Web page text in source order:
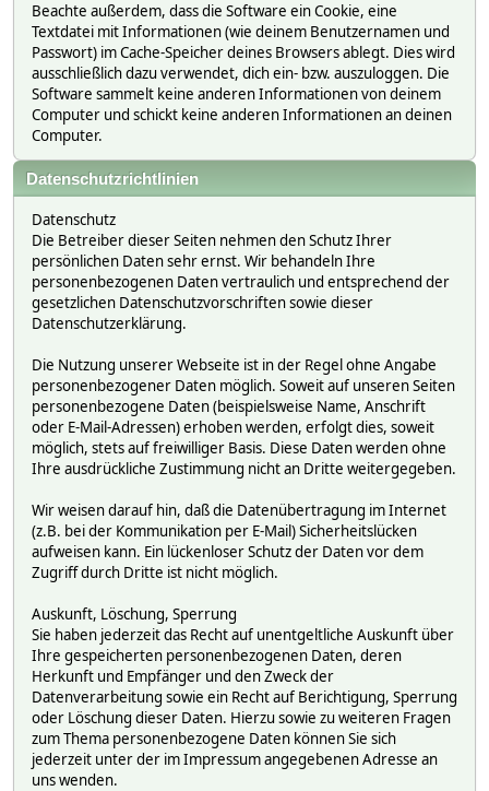
Beachte außerdem, dass die Software ein Cookie, eine
Textdatei mit Informationen (wie deinem Benutzernamen und
Passwort) im Cache-Speicher deines Browsers ablegt. Dies wird
ausschließlich dazu verwendet, dich ein- bzw. auszuloggen. Die
Software sammelt keine anderen Informationen von deinem
Computer und schickt keine anderen Informationen an deinen
Computer.
Datenschutzrichtlinien
Datenschutz
Die Betreiber dieser Seiten nehmen den Schutz Ihrer
persönlichen Daten sehr ernst. Wir behandeln Ihre
personenbezogenen Daten vertraulich und entsprechend der
gesetzlichen Datenschutzvorschriften sowie dieser
Datenschutzerklärung.
Die Nutzung unserer Webseite ist in der Regel ohne Angabe
personenbezogener Daten möglich. Soweit auf unseren Seiten
personenbezogene Daten (beispielsweise Name, Anschrift
oder E-Mail-Adressen) erhoben werden, erfolgt dies, soweit
möglich, stets auf freiwilliger Basis. Diese Daten werden ohne
Ihre ausdrückliche Zustimmung nicht an Dritte weitergegeben.
Wir weisen darauf hin, daß die Datenübertragung im Internet
(z.B. bei der Kommunikation per E-Mail) Sicherheitslücken
aufweisen kann. Ein lückenloser Schutz der Daten vor dem
Zugriff durch Dritte ist nicht möglich.
Auskunft, Löschung, Sperrung
Sie haben jederzeit das Recht auf unentgeltliche Auskunft über
Ihre gespeicherten personenbezogenen Daten, deren
Herkunft und Empfänger und den Zweck der
Datenverarbeitung sowie ein Recht auf Berichtigung, Sperrung
oder Löschung dieser Daten. Hierzu sowie zu weiteren Fragen
zum Thema personenbezogene Daten können Sie sich
jederzeit unter der im Impressum angegebenen Adresse an
uns wenden.